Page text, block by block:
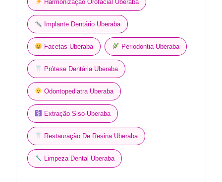
Harmonização Orofacial Uberaba
Implante Dentário Uberaba
Facetas Uberaba Periodontia Uberaba
Prótese Dentária Uberaba
Odontopediatra Uberaba
Extração Siso Uberaba
Restauração De Resina Uberaba
Limpeza Dental Uberaba